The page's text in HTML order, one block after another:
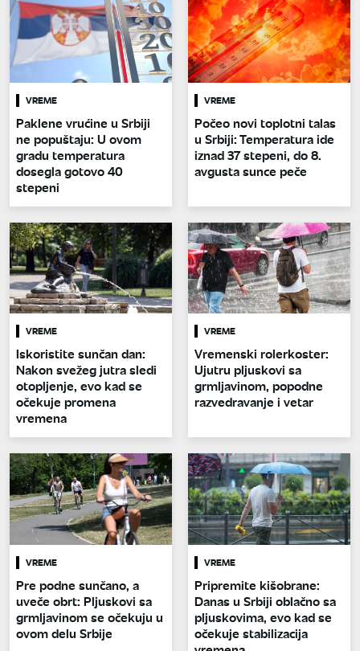
VREME
Paklene vrućine u Srbiji
ne popuštaju: U ovom
gradu temperatura
dosegla gotovo 40
stepeni
VREME
Počeo novi toplotni talas
u Srbiji: Temperatura ide
iznad 37 stepeni, do 8.
avgusta sunce peče
VREME
Iskoristite sunčan dan:
Nakon svežeg jutra sledi
otopljenje, evo kad se
očekuje promena
vremena
VREME
Vremenski rolerkoster:
Ujutru pljuskovi sa
grmljavinom, popodne
razvedravanje i vetar
VREME
Pre podne sunčano, a
uveče obrt: Pljuskovi sa
grmljavinom se očekuju u
ovom delu Srbije
VREME
Pripremite kišobrane:
Danas u Srbiji oblačno sa
pljuskovima, evo kad se
očekuje stabilizacija